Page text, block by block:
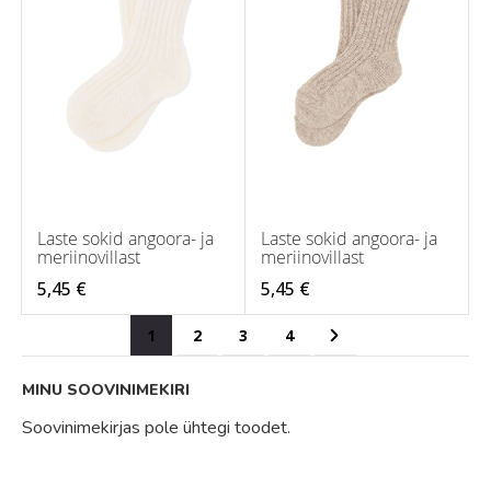
Laste sokid angoora- ja
meriinovillast
5,45 €
Laste sokid angoora- ja
meriinovillast
5,45 €
You're currently reading page
1 Page
2 Page
3 Page
4 Page
Järgmine
MINU SOOVINIMEKIRI
Soovinimekirjas pole ühtegi toodet.